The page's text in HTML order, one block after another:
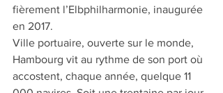
fièrement l’Elbphilharmonie, inaugurée
en 2017.
Ville portuaire, ouverte sur le monde,
Hambourg vit au rythme de son port où
accostent, chaque année, quelque 11